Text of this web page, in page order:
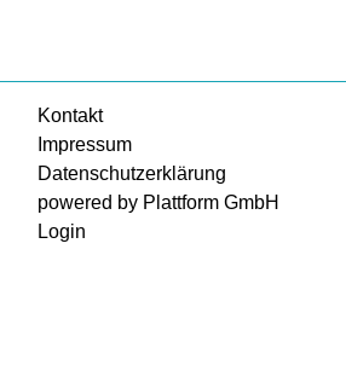
Kontakt
Impressum
Datenschutzerklärung
powered by Plattform GmbH
Login